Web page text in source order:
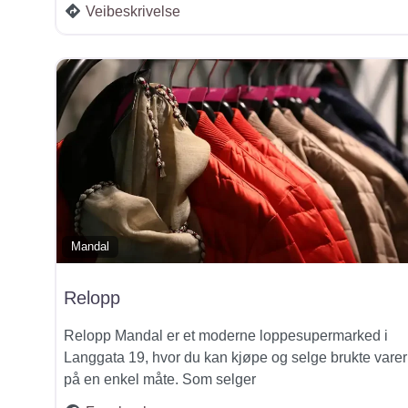
Veibeskrivelse
Mandal
Relopp
Relopp Mandal er et moderne loppesupermarked i
Langgata 19, hvor du kan kjøpe og selge brukte varer
på en enkel måte. Som selger